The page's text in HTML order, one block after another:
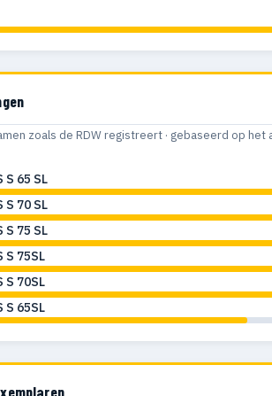
zoals de RDW registreert · gebaseerd op het
S 65 SL
S 70 SL
S 75 SL
S 75SL
S 70SL
S 65SL